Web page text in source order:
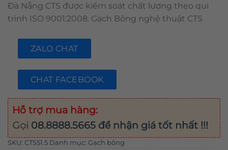
Đà Nẵng CTS được kiểm soát chất lượng theo qui
trình ISO 9001:2008. Gạch Bông nghệ thuật CTS
ZALO CHAT
CHAT FACEBOOK
Hỗ trợ mua hàng:
Gọi 08.8888.5665 để nhận giá tốt nhất !!!
SKU: CTS51.5 Danh mục: Gạch bông